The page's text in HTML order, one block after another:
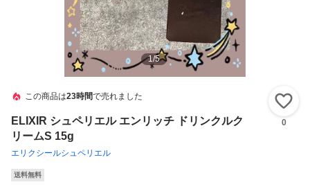
1/5
この商品は23時間で売れました
ELIXIR シュペリエル エンリッチ ドリンクルク
リームS 15g
エリクシールシュペリエル
0
送料無料